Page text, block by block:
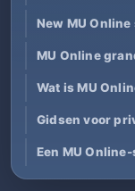
New MU
MU Online
Wat is MU
Gidsen voor
Een MU